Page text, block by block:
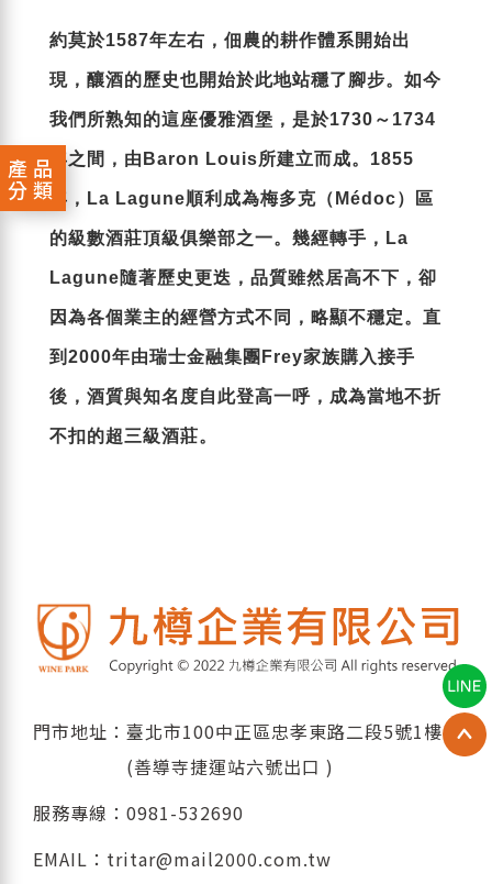
產品
分類
約莫於1587年左右，佃農的耕作體系開始出
現，釀酒的歷史也開始於此地站穩了腳步。如今
我們所熟知的這座優雅酒堡，是於1730～1734
年之間，由Baron Louis所建立而成。1855
年，La Lagune順利成為梅多克（Médoc）區
的級數酒莊頂級俱樂部之一。幾經轉手，La
Lagune隨著歷史更迭，品質雖然居高不下，卻
因為各個業主的經營方式不同，略顯不穩定。直
到2000年由瑞士金融集團Frey家族購入接手
後，酒質與知名度自此登高一呼，成為當地不折
不扣的超三級酒莊。
門市地址：臺北市100中正區忠孝東路二段5號1樓
(善導寺捷運站六號出口 )
服務專線： 0981-532690
EMAIL： tritar@mail2000.com.tw